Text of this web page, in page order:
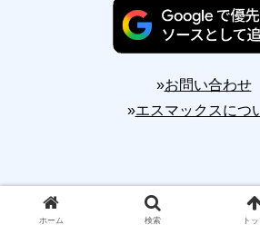
»お問い合わせ
»エスマックスにつ
Copyright © 2010-2026 S-MAX All
ホーム 検索 ト